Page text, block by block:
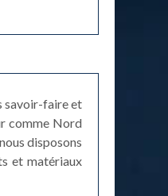
savoir-faire et
comme Nord
disposons
et matériaux